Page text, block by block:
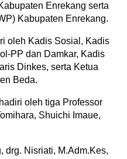
Enrekang serta
Kabupaten Enrekang.
oleh Kadis Sosial, Kadis
PP dan Damkar, Kadis
Dinkes, serta Ketua
Beda.
oleh tiga Professor
Shuichi Imaue,
drg. Nisriati, M.Adm.Kes,